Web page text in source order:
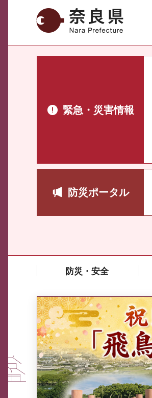
奈良県
緊急・災害情報
防災ポータル
防災・安全
中東情勢や原油価格上昇の影響
を受ける中小企業向け相談窓口
について